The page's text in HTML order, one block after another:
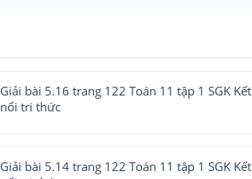
Giải bài 5.16 trang 122 Toán 11 tập 1 SGK Kết
nối tri thức
Giải bài 5.14 trang 122 Toán 11 tập 1 SGK Kết